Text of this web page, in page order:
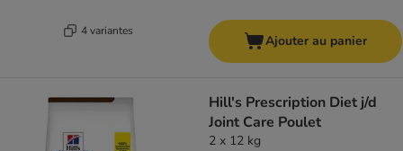
4 variantes
Ajouter au panier
Hill's Prescription Diet j/d
Joint Care Poulet
2 x 12 kg